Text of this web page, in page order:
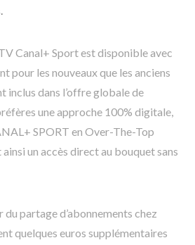
Canal+ Sport est disponible avec
pour les nouveaux que les anciens
inclus dans l’offre globale de
une approche 100% digitale,
SPORT en Over-The-Top
un accès direct au bouquet sans
partage d’abonnements chez
quelques euros supplémentaires